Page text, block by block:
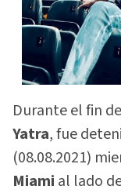
Durante el fin
Yatra, fue
(08.08.2021)
Miami al lado